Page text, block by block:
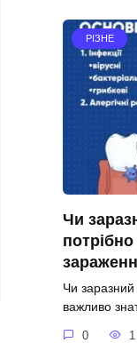
РІЗНЕ
Чи
Чи
важливо
0 1